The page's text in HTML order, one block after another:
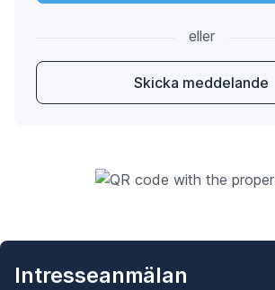
eller
Skicka meddelande
Intresseanmälan